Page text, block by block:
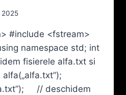
2025
#include <fstream>
namespace std; int
fisierele alfa.txt si
// deschidem